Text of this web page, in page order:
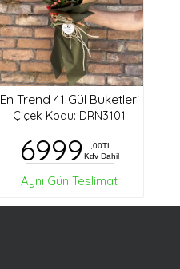
En Trend 41 Gül Buketleri
Çiçek Kodu: DRN3101
6999
,00TL
Kdv Dahil
Aynı Gün Teslimat